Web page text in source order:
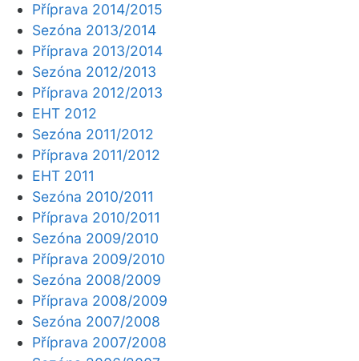
Příprava 2014/2015
Sezóna 2013/2014
Příprava 2013/2014
Sezóna 2012/2013
Příprava 2012/2013
EHT 2012
Sezóna 2011/2012
Příprava 2011/2012
EHT 2011
Sezóna 2010/2011
Příprava 2010/2011
Sezóna 2009/2010
Příprava 2009/2010
Sezóna 2008/2009
Příprava 2008/2009
Sezóna 2007/2008
Příprava 2007/2008